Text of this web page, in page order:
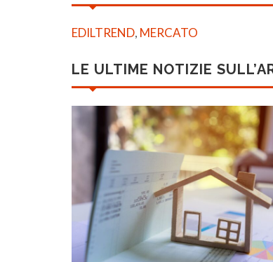
EDILTREND, MERCATO
LE ULTIME NOTIZIE